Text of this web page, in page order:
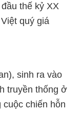
thế kỷ XX
quý giá
sinh ra vào
truyền thống ở
chiến hỗn